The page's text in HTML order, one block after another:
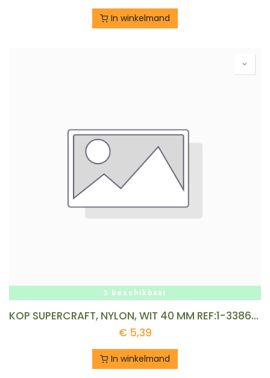
In winkelmand
3 beschikbaar
KOP SUPERCRAFT, NYLON, WIT 40 MM REF:1-3386-40
€ 5,39
In winkelmand